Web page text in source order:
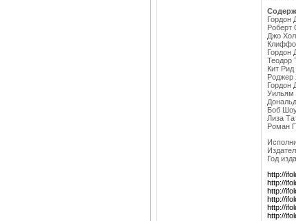
Гордон
Роберт
Джо
Гордон
Теодор
Кит Рид
Роджер
Гордон
Уильям
Боб
Лиза
Роман
Год
http://
http://
http://
http://
http://
http://